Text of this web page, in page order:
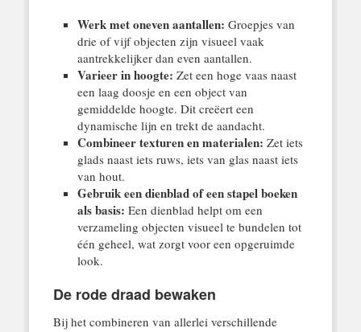
Werk met oneven aantallen: Groepjes van
drie of vijf objecten zijn visueel vaak
aantrekkelijker dan even aantallen.
Varieer in hoogte: Zet een hoge vaas naast
een laag doosje en een object van
gemiddelde hoogte. Dit creëert een
dynamische lijn en trekt de aandacht.
Combineer texturen en materialen: Zet iets
glads naast iets ruws, iets van glas naast iets
van hout.
Gebruik een dienblad of een stapel boeken
als basis: Een dienblad helpt om een
verzameling objecten visueel te bundelen tot
één geheel, wat zorgt voor een opgeruimde
look.
De rode draad bewaken
Bij het combineren van allerlei verschillende